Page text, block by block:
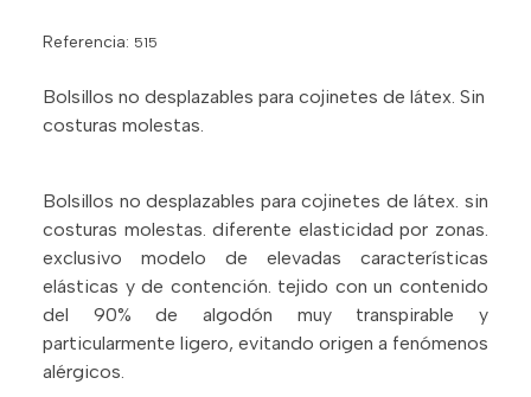
Referencia: 515
Bolsillos no desplazables para cojinetes de látex. Sin
costuras molestas.
Bolsillos no desplazables para cojinetes de látex. sin
costuras molestas. diferente elasticidad por zonas.
exclusivo modelo de elevadas características
elásticas y de contención. tejido con un contenido
del 90% de algodón muy transpirable y
particularmente ligero, evitando origen a fenómenos
alérgicos.